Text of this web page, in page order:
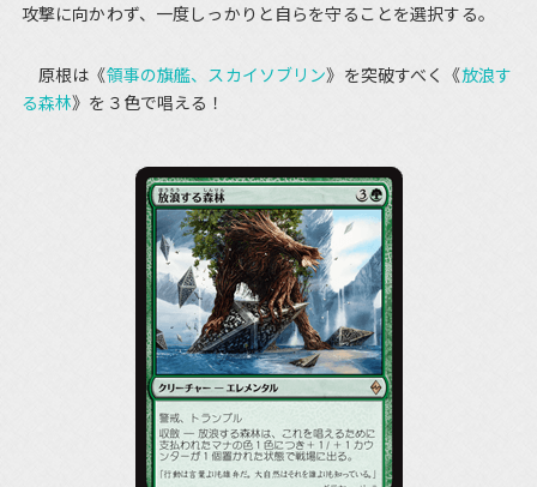
攻撃に向かわず、一度しっかりと自らを守ることを選択する。
原根は《領事の旗艦、スカイソブリン》を突破すべく《放浪す
る森林》を３色で唱える！